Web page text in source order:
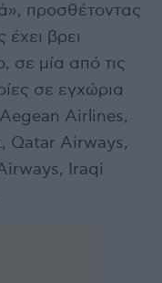
προσθέτοντας
βρει
σε μία από τις
σε εγχώρια
Airlines,
Qatar Airways,
Iraqi